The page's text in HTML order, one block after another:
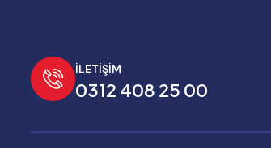
İLETİŞİM
0312 408 25 00